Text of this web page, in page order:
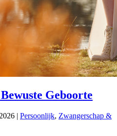
Geboorte
| Persoonlijk, Zwangerschap &